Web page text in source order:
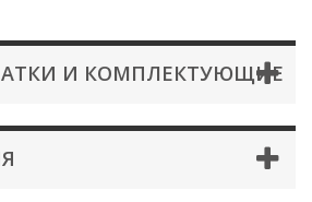
И КОМПЛЕКТУЮЩИЕ